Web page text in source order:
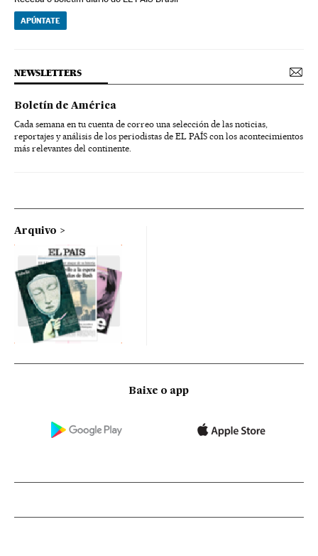
APÚNTATE
NEWSLETTERS
Boletín de América
Cada semana en tu cuenta de correo una selección de las noticias,
reportajes y análisis de los periodistas de EL PAÍS con los acontecimientos
más relevantes del continente.
Arquivo
Baixe o app